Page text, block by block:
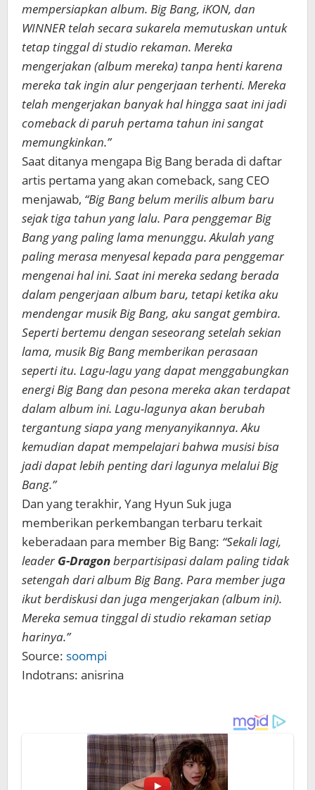
mempersiapkan album. Big Bang, iKON, dan
WINNER telah secara sukarela memutuskan untuk
tetap tinggal di studio rekaman. Mereka
mengerjakan (album mereka) tanpa henti karena
mereka tak ingin alur pengerjaan terhenti. Mereka
telah mengerjakan banyak hal hingga saat ini jadi
comeback di paruh pertama tahun ini sangat
memungkinkan.”
Saat ditanya mengapa Big Bang berada di daftar
artis pertama yang akan comeback, sang CEO
menjawab, “Big Bang belum merilis album baru
sejak tiga tahun yang lalu. Para penggemar Big
Bang yang paling lama menunggu. Akulah yang
paling merasa menyesal kepada para penggemar
mengenai hal ini. Saat ini mereka sedang berada
dalam pengerjaan album baru, tetapi ketika aku
mendengar musik Big Bang, aku sangat gembira.
Seperti bertemu dengan seseorang setelah sekian
lama, musik Big Bang memberikan perasaan
seperti itu. Lagu-lagu yang dapat menggabungkan
energi Big Bang dan pesona mereka akan terdapat
dalam album ini. Lagu-lagunya akan berubah
tergantung siapa yang menyanyikannya. Aku
kemudian dapat mempelajari bahwa musisi bisa
jadi dapat lebih penting dari lagunya melalui Big
Bang.”
Dan yang terakhir, Yang Hyun Suk juga
memberikan perkembangan terbaru terkait
keberadaan para member Big Bang: “Sekali lagi,
leaderG-Dragonberpartisipasi dalam paling tidak
setengah dari album Big Bang. Para member juga
ikut berdiskusi dan juga mengerjakan (album ini).
Mereka semua tinggal di studio rekaman setiap
harinya.”
Source: soompi
Indotrans: anisrina